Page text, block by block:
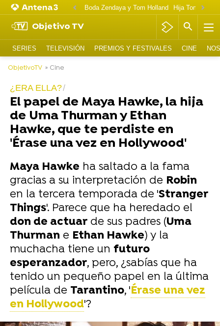
Boda Zendaya y Tom Holland Hija Tom
Objetivo TV
SERIES TELEVISIÓN PREMIOS Y FESTIVALES CINE
ObjetivoTV » Cine
¿ERA ELLA?
El papel de Maya Hawke, la hija
de Uma Thurman y Ethan
Hawke, que te perdiste en
'Érase una vez en Hollywood'
Maya Hawke ha saltado a la fama
gracias a su interpretación de Robin
en la tercera temporada de 'Stranger
Things'. Parece que ha heredado el
don de actuar de sus padres (Uma
Thurman e Ethan Hawke) y la
muchacha tiene un futuro
esperanzador, pero, ¿sabías que ha
tenido un pequeño papel en la última
película de Tarantino, 'Érase una vez
en Hollywood'?
-